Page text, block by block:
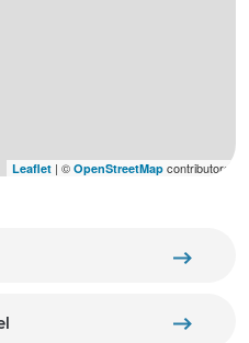
Leaflet | © OpenStreetMap contributors